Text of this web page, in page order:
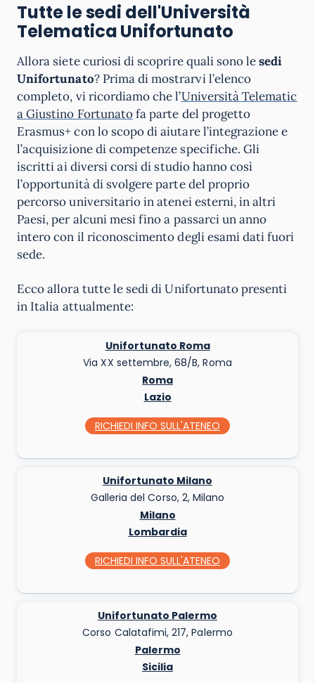
Tutte le sedi dell'Università
Telematica Unifortunato
Allora siete curiosi di scoprire quali sono lesedi
Unifortunato? Prima di mostrarvi l’elenco
completo, vi ricordiamo che l’Università Telematic
a Giustino Fortunatofa parte del progetto
Erasmus+ con lo scopo di aiutare l’integrazione e
l’acquisizione di competenze specifiche. Gli
iscritti ai diversi corsi di studio hanno così
l’opportunità di svolgere parte del proprio
percorso universitario in atenei esterni, in altri
Paesi, per alcuni mesi fino a passarci un anno
intero con il riconoscimento degli esami dati fuori
sede.
Ecco allora tutte le sedi di Unifortunato presenti
in Italia attualmente:
Unifortunato Roma
Via XX settembre, 68/B, Roma
Roma
Lazio
RICHIEDI INFO SULL'ATENEO
Unifortunato Milano
Galleria del Corso, 2, Milano
Milano
Lombardia
RICHIEDI INFO SULL'ATENEO
Unifortunato Palermo
Corso Calatafimi, 217, Palermo
Palermo
Sicilia